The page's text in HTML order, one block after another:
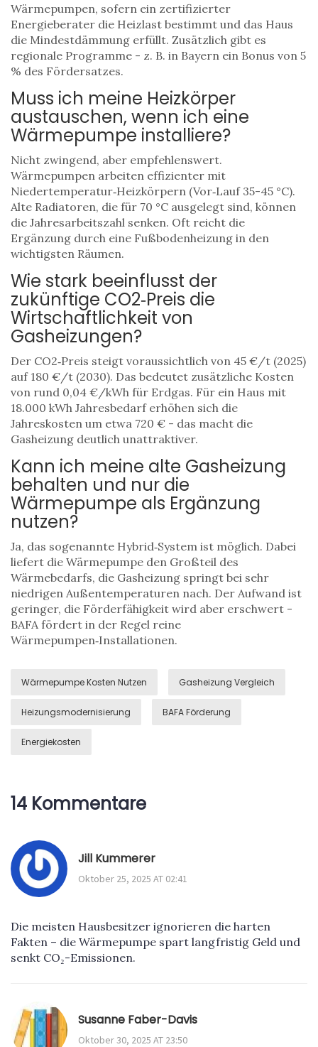
Wärmepumpen, sofern ein zertifizierter
Energieberater die Heizlast bestimmt und das Haus
die Mindestdämmung erfüllt. Zusätzlich gibt es
regionale Programme - z. B. in Bayern ein Bonus von 5
% des Fördersatzes.
Muss ich meine Heizkörper
austauschen, wenn ich eine
Wärmepumpe installiere?
Nicht zwingend, aber empfehlenswert.
Wärmepumpen arbeiten effizienter mit
Niedertemperatur‑Heizkörpern (Vor‑Lauf 35-45 °C).
Alte Radiatoren, die für 70 °C ausgelegt sind, können
die Jahresarbeitszahl senken. Oft reicht die
Ergänzung durch eine Fußbodenheizung in den
wichtigsten Räumen.
Wie stark beeinflusst der
zukünftige CO2‑Preis die
Wirtschaftlichkeit von
Gasheizungen?
Der CO2‑Preis steigt voraussichtlich von 45 €/t (2025)
auf 180 €/t (2030). Das bedeutet zusätzliche Kosten
von rund 0,04 €/kWh für Erdgas. Für ein Haus mit
18.000 kWh Jahresbedarf erhöhen sich die
Jahreskosten um etwa 720 € - das macht die
Gasheizung deutlich unattraktiver.
Kann ich meine alte Gasheizung
behalten und nur die
Wärmepumpe als Ergänzung
nutzen?
Ja, das sogenannte Hybrid‑System ist möglich. Dabei
liefert die Wärmepumpe den Großteil des
Wärmebedarfs, die Gasheizung springt bei sehr
niedrigen Außentemperaturen nach. Der Aufwand ist
geringer, die Förderfähigkeit wird aber erschwert -
BAFA fördert in der Regel reine
Wärmepumpen‑Installationen.
Wärmepumpe Kosten Nutzen Gasheizung Vergleich
Heizungsmodernisierung BAFA Förderung
Energiekosten
14 Kommentare
Jill Kummerer
Oktober 25, 2025 AT 02:41
Die meisten Hausbesitzer ignorieren die harten
Fakten – die Wärmepumpe spart langfristig Geld und
senkt CO₂-Emissionen.
Susanne Faber-Davis
Oktober 30, 2025 AT 23:50